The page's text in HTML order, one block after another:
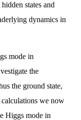
states and
dynamics in
mode in
the
the ground state,
we now
Higgs mode in